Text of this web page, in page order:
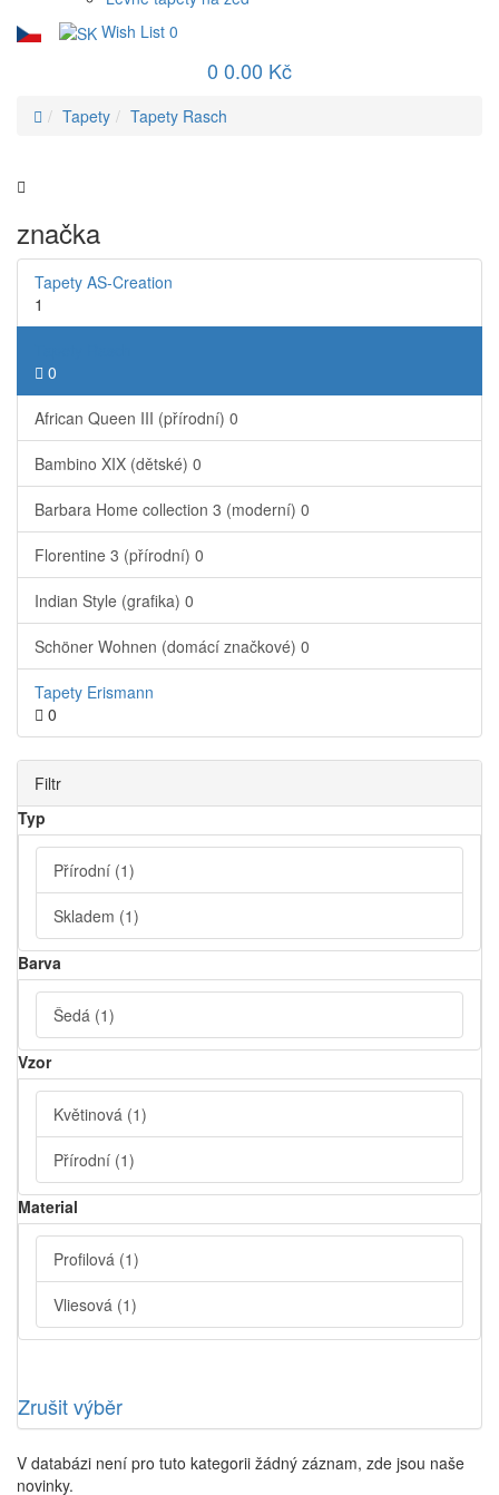
Wish List 0
0 0.00 Kč
Tapety Tapety Rasch
značka
Tapety AS-Creation
1
0
African Queen III (přírodní) 0
Bambino XIX (dětské) 0
Barbara Home collection 3 (moderní) 0
Florentine 3 (přírodní) 0
Indian Style (grafika) 0
Schöner Wohnen (domácí značkové) 0
Tapety Erismann
0
Filtr
Typ
Přírodní (1)
Skladem (1)
Barva
Šedá (1)
Vzor
Květinová (1)
Přírodní (1)
Material
Profilová (1)
Vliesová (1)
Zrušit výběr
V databázi není pro tuto kategorii žádný záznam, zde jsou naše
novinky.